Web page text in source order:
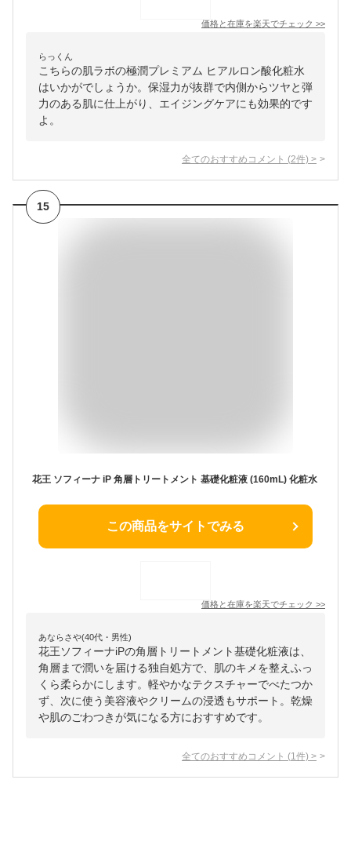
価格と在庫を楽天でチェック >>
らっくん
こちらの肌ラボの極潤プレミアム ヒアルロン酸化粧水
はいかがでしょうか。保湿力が抜群で内側からツヤと弾
力のある肌に仕上がり、エイジングケアにも効果的です
よ。
全てのおすすめコメント (2件) >
15
花王 ソフィーナ iP 角層トリートメント 基礎化粧液 (160mL) 化粧水
この商品をサイトでみる
価格と在庫を楽天でチェック >>
あならさや(40代・男性)
花王ソフィーナiPの角層トリートメント基礎化粧液は、
角層まで潤いを届ける独自処方で、肌のキメを整えふっ
くら柔らかにします。軽やかなテクスチャーでべたつか
ず、次に使う美容液やクリームの浸透もサポート。乾燥
や肌のごわつきが気になる方におすすめです。
全てのおすすめコメント (1 件) >